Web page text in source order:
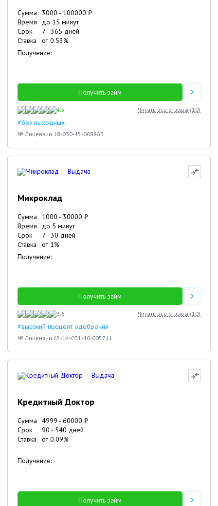
Сумма 3000 - 100000 ₽
Время
до 15 минут
Срок
7 - 365 дней
Ставка
от0.53%
Получение:
Получить займ
4.5 Читать все отзывы (10)
#без выходных
№ Лицензии 18-030-45-008863
Микроклад
Сумма 1000 - 30000 ₽
Время
до 5 минут
Срок
7 - 30 дней
Ставка
от 1%
Получение:
Получить займ
3.6 Читать все отзывы (10)
#высокий процент одобрения
№ Лицензии 65-14-031-40-005711
Кредитный Доктор
Сумма 4999 - 60000 ₽
Срок
90 - 540 дней
Ставка
от0.09%
Получение:
Получить займ